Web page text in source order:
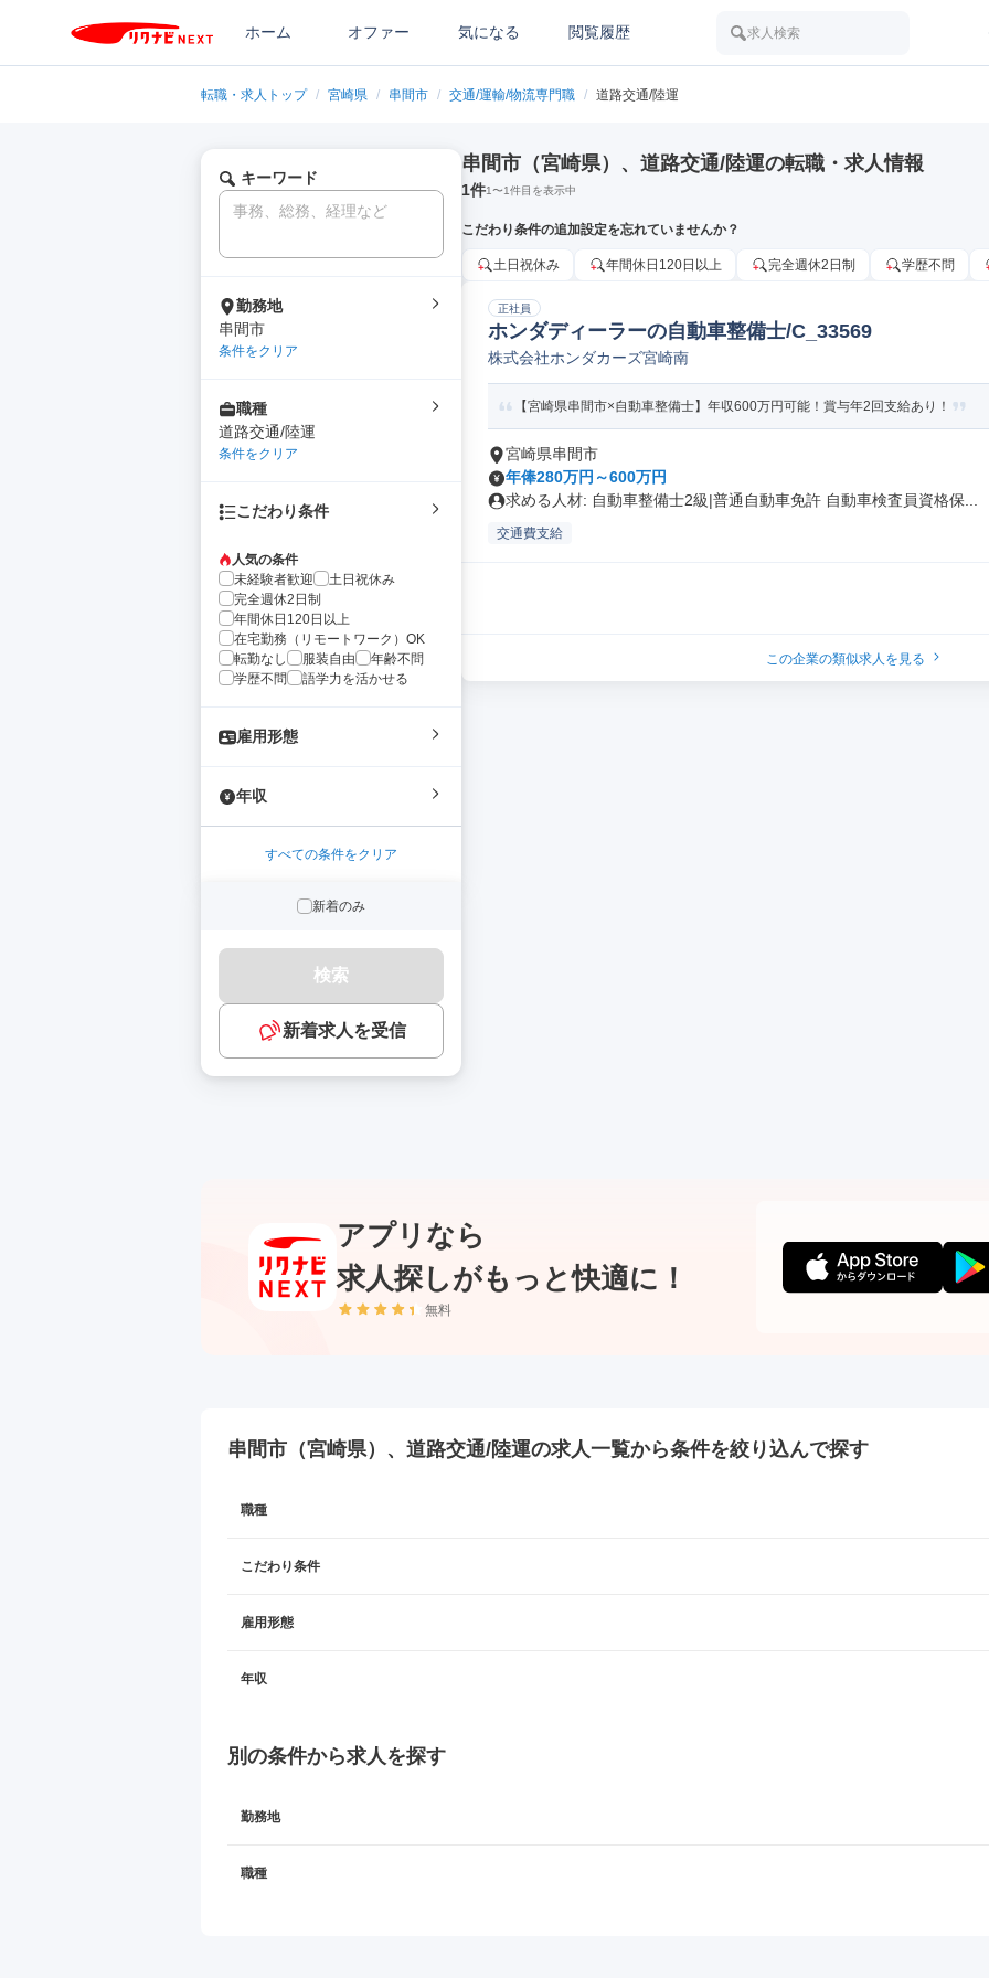
ホーム オファー 気になる 閲覧履歴 求人検索
転職・求人トップ / 宮崎県 / 串間市 / 交通/運輸/物流専門職 / 道路交通/陸運
キーワード
勤務地
串間市
条件をクリア
職種
道路交通/陸運
条件をクリア
こだわり条件
人気の条件
未経験者歓迎
土日祝休み
完全週休2日制
年間休日120日以上
在宅勤務（リモートワーク）OK
転勤なし
服装自由
年齢不問
学歴不問
語学力を活かせる
雇用形態
年収
すべての条件をクリア
新着のみ
検索
新着求人を受信
串間市（宮崎県）、道路交通/陸運の転職・求人情報
1件1〜1件目を表示中
こだわり条件の追加設定を忘れていませんか？
土日祝休み 年間休日120日以上 完全週休2日制 学歴不問
正社員
ホンダディーラーの自動車整備士/C_33569
株式会社ホンダカーズ宮崎南
【宮崎県串間市×自動車整備士】年収600万円可能！賞与年2回支給あり！
宮崎県串間市
年俸280万円～600万円
求める人材: 自動車整備士2級|普通自動車免許 自動車検査員資格保...
交通費支給
この企業の類似求人を見る
アプリなら
求人探しがもっと快適に！
無料
串間市（宮崎県）、道路交通/陸運の求人一覧から条件を絞り込んで探す
職種
こだわり条件
雇用形態
年収
別の条件から求人を探す
勤務地
職種